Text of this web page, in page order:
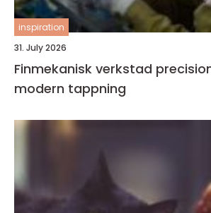
inspiration
31. July 2026
Finmekanisk verkstad precisionshantverk i
modern tappning